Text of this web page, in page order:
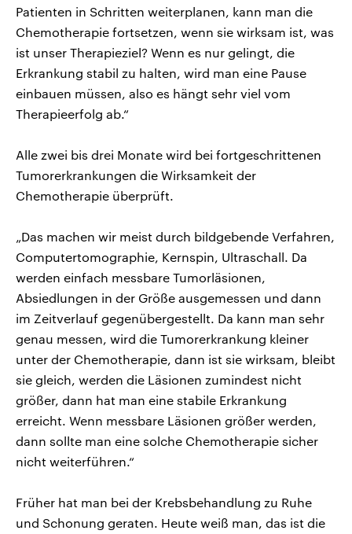
Patienten in Schritten weiterplanen, kann man die
Chemotherapie fortsetzen, wenn sie wirksam ist, was
ist unser Therapieziel? Wenn es nur gelingt, die
Erkrankung stabil zu halten, wird man eine Pause
einbauen müssen, also es hängt sehr viel vom
Therapieerfolg ab.“
Alle zwei bis drei Monate wird bei fortgeschrittenen
Tumorerkrankungen die Wirksamkeit der
Chemotherapie überprüft.
„Das machen wir meist durch bildgebende Verfahren,
Computertomographie, Kernspin, Ultraschall. Da
werden einfach messbare Tumorläsionen,
Absiedlungen in der Größe ausgemessen und dann
im Zeitverlauf gegenübergestellt. Da kann man sehr
genau messen, wird die Tumorerkrankung kleiner
unter der Chemotherapie, dann ist sie wirksam, bleibt
sie gleich, werden die Läsionen zumindest nicht
größer, dann hat man eine stabile Erkrankung
erreicht. Wenn messbare Läsionen größer werden,
dann sollte man eine solche Chemotherapie sicher
nicht weiterführen.“
Früher hat man bei der Krebsbehandlung zu Ruhe
und Schonung geraten. Heute weiß man, das ist die